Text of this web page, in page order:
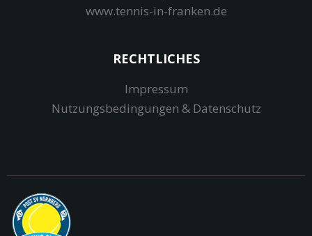
www.tennis-in-franken.de
RECHTLICHES
Impressum
Nutzungsbedingungen & Datenschutz